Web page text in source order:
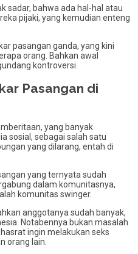
sadar, bahwa ada hal-hal atau
pijaki, yang kemudian enteng
pasangan ganda, yang kini
orang. Bahkan awal
kontroversi.
Pasangan di
yang banyak
sosial, sebagai salah satu
yang dilarang, entah di
yang ternyata sudah
dalam komunitasnya,
komunitas swinger.
anggotanya sudah banyak,
Notabennya bukan masalah
ingin melakukan seks
orang lain.